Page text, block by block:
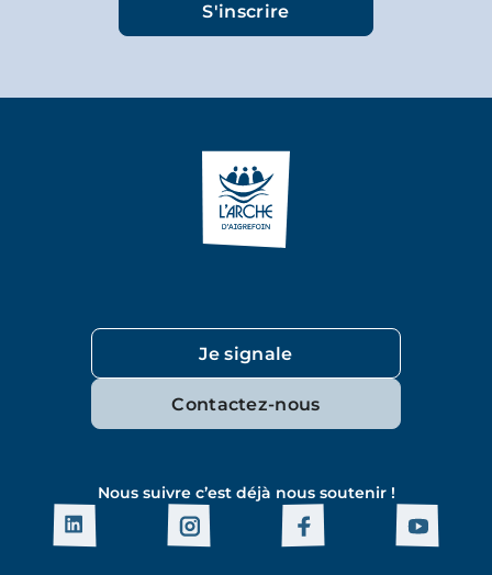
Je signale
Contactez-nous
Nous suivre c’est déjà nous soutenir !